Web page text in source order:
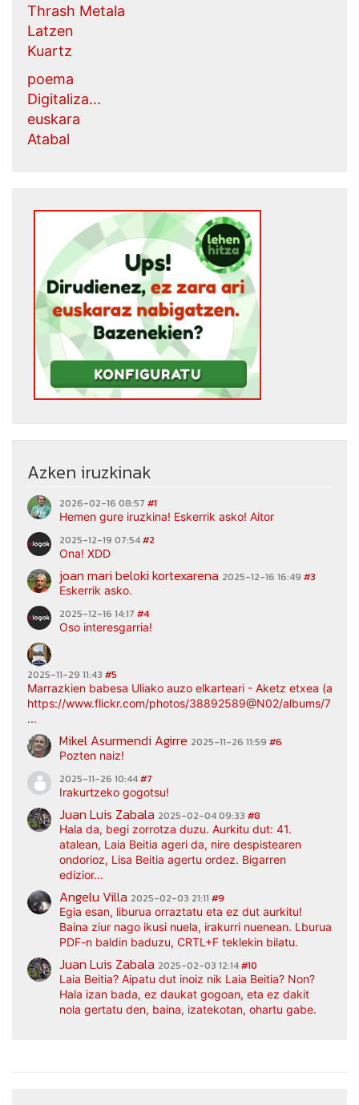
Thrash Metala
Latzen
Kuartz
poema
Digitaliza...
euskara
Atabal
Azken iruzkinak
2026-02-16 08:57 #1
Hemen gure iruzkina! Eskerrik asko! Aitor
2025-12-19 07:54#2
Ona! XDD
joan mari beloki kortexarena 2025-12-16 16:49 #3
Eskerrik asko.
2025-12-16 14:17 #4
Oso interesgarria!
2025-11-29 11:43 #5
Marrazkien babesa Uliako auzo elkarteari - Aketz etxea
https://www.flickr.com/photos/38892589@N02/albums/
...
Mikel Asurmendi Agirre 2025-11-26 11:59 #6
Pozten naiz!
2025-11-26 10:44#7
Irakurtzeko gogotsu!
Juan Luis Zabala 2025-02-04 09:33 #8
Hala da, begi zorrotza duzu. Aurkitu dut: 41.
atalean, Laia Beitia ageri da, nire despistearen
ondorioz, Lisa Beitia agertu ordez. Bigarren
edizior...
Angelu Villa 2025-02-03 21:11 #9
Egia esan, liburua orraztatu eta ez dut aurkitu!
Baina ziur nago ikusi nuela, irakurri nuenean. Lburua
PDF-n baldin baduzu, CRTL+F teklekin bilatu.
Juan Luis Zabala 2025-02-03 12:14#10
Laia Beitia? Aipatu dut inoiz nik Laia Beitia? Non?
Hala izan bada, ez daukat gogoan, eta ez dakit
nola gertatu den, baina, izatekotan, ohartu gabe.